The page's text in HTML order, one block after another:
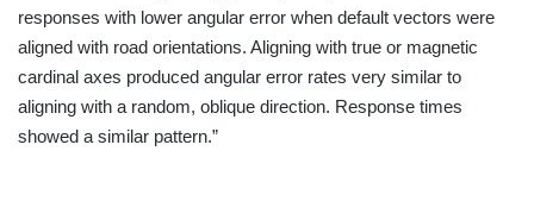
responses with lower angular error when default vectors were
aligned with road orientations. Aligning with true or magnetic
cardinal axes produced angular error rates very similar to
aligning with a random, oblique direction. Response times
showed a similar pattern.”